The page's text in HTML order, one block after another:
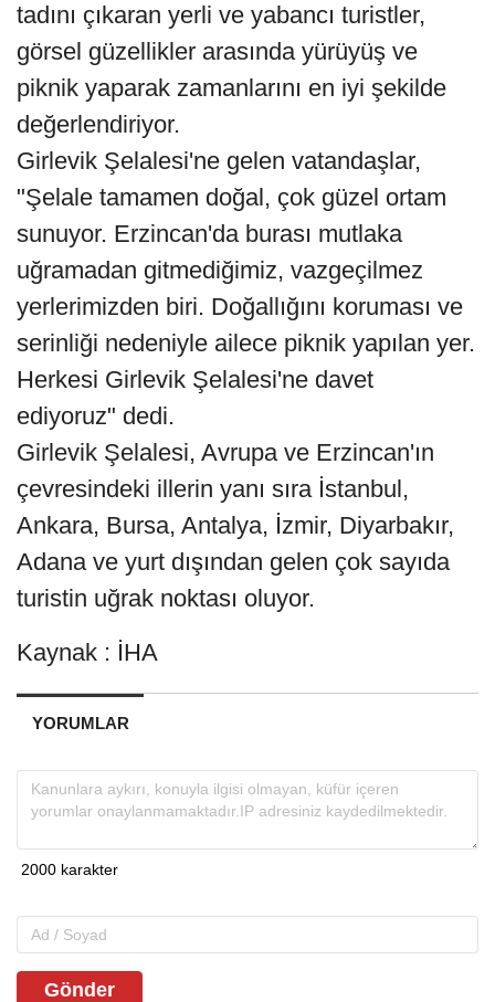
tadını çıkaran yerli ve yabancı turistler,
görsel güzellikler arasında yürüyüş ve
piknik yaparak zamanlarını en iyi şekilde
değerlendiriyor.
Girlevik Şelalesi'ne gelen vatandaşlar,
"Şelale tamamen doğal, çok güzel ortam
sunuyor. Erzincan'da burası mutlaka
uğramadan gitmediğimiz, vazgeçilmez
yerlerimizden biri. Doğallığını koruması ve
serinliği nedeniyle ailece piknik yapılan yer.
Herkesi Girlevik Şelalesi'ne davet
ediyoruz" dedi.
Girlevik Şelalesi, Avrupa ve Erzincan'ın
çevresindeki illerin yanı sıra İstanbul,
Ankara, Bursa, Antalya, İzmir, Diyarbakır,
Adana ve yurt dışından gelen çok sayıda
turistin uğrak noktası oluyor.
Kaynak : İHA
YORUMLAR
Gönder